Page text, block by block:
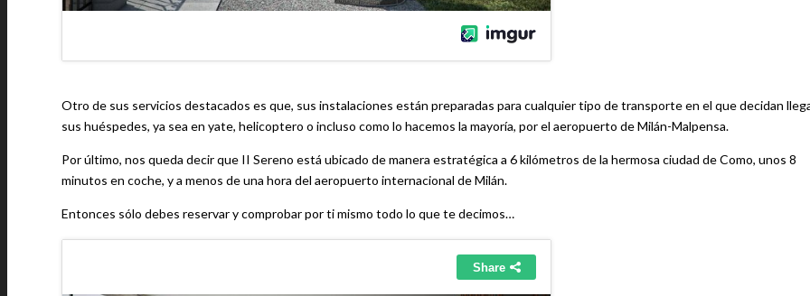
Otro de sus servicios destacados es que, sus instalaciones están preparadas para cualquier tipo de transporte en el que decidan
sus huéspedes, ya sea en yate, helicoptero o incluso como lo hacemos la mayoría, por el aeropuerto de Milán-Malpensa.
Por último, nos queda decir que II Sereno está ubicado de manera estratégica a 6 kilómetros de la hermosa ciudad de Como, unos 8
minutos en coche, y a menos de una hora del aeropuerto internacional de Milán.
Entonces sólo debes reservar y comprobar por ti mismo todo lo que te decimos…